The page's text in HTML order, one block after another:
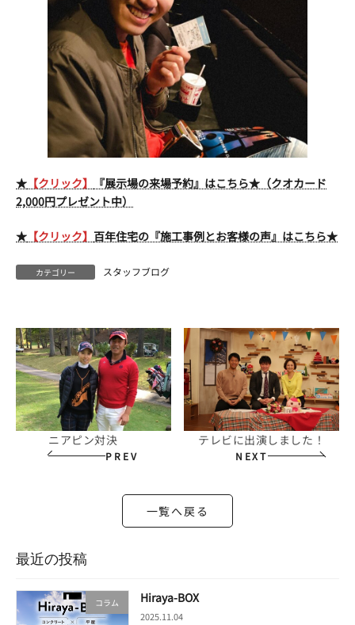
★ 【クリック】
『展示場の来場予約』はこちら★（クオカード
2,000円プレゼント中）
★ 【クリック】 百年住宅の『施工事例とお客様の声』はこちら★
カテゴリー スタッフブログ
ニアピン対決
PREV
テレビに出演しました！
NEXT
一覧へ戻る
最近の投稿
コラム Hiraya-BOX
2025.11.04